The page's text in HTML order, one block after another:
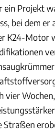
ein Projekt
bei dem er
K24-Motor
vier
Straßen